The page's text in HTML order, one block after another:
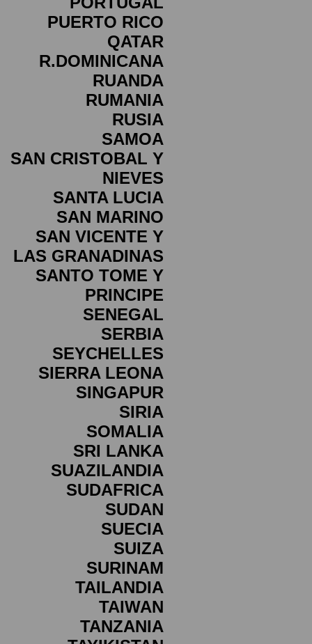
PUERTO RICO
QATAR
R.DOMINICANA
RUANDA
RUMANIA
RUSIA
SAMOA
SAN CRISTOBAL Y
NIEVES
SANTA LUCIA
SAN MARINO
SAN VICENTE Y
LAS GRANADINAS
SANTO TOME Y
PRINCIPE
SENEGAL
SERBIA
SEYCHELLES
SIERRA LEONA
SINGAPUR
SIRIA
SOMALIA
SRI LANKA
SUAZILANDIA
SUDAFRICA
SUDAN
SUECIA
SUIZA
SURINAM
TAILANDIA
TAIWAN
TANZANIA